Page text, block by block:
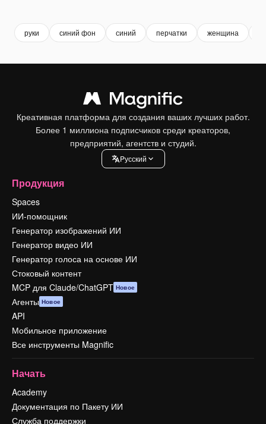
руки синий фон синий перчатки женщина
Креативная платформа для создания ваших лучших работ.
Более 1 миллиона подписчиков среди креаторов,
предприятий, агентств и студий.
Pусский
Продукция
Spaces
ИИ-помощник
Генератор изображений ИИ
Генератор видео ИИ
Генератор голоса на основе ИИ
Стоковый контент
MCP для Claude/ChatGPT Новое
Агенты Новое
API
Мобильное приложение
Все инструменты Magnific
Начать
Academy
Документация по Пакету ИИ
Служба поддержки